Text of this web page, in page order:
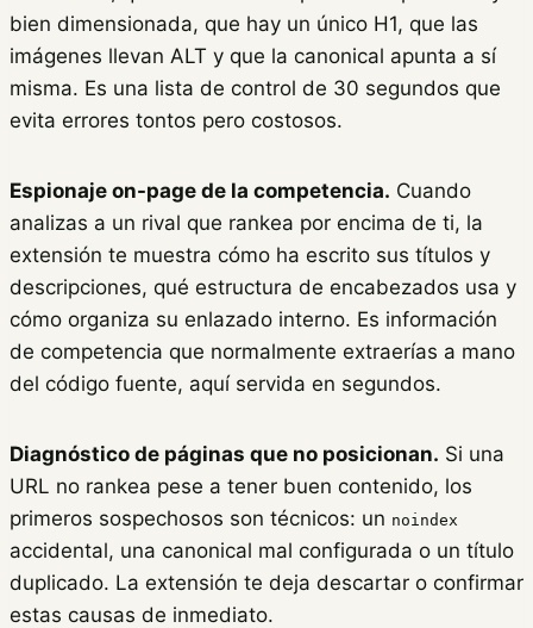
bien dimensionada, que hay un único H1, que las
imágenes llevan ALT y que la canonical apunta a sí
misma. Es una lista de control de 30 segundos que
evita errores tontos pero costosos.
Espionaje on-page de la competencia. Cuando
analizas a un rival que rankea por encima de ti, la
extensión te muestra cómo ha escrito sus títulos y
descripciones, qué estructura de encabezados usa y
cómo organiza su enlazado interno. Es información
de competencia que normalmente extraerías a mano
del código fuente, aquí servida en segundos.
Diagnóstico de páginas que no posicionan. Si una
URL no rankea pese a tener buen contenido, los
primeros sospechosos son técnicos: un noindex
accidental, una canonical mal configurada o un título
duplicado. La extensión te deja descartar o confirmar
estas causas de inmediato.